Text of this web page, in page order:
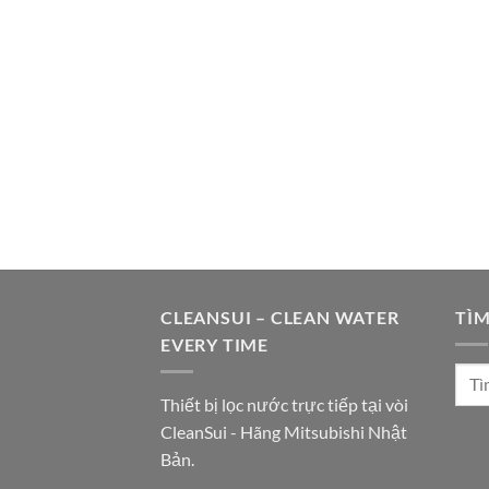
CLEANSUI – CLEAN WATER
EVERY TIME
Thiết bị lọc nước trực tiếp tại vòi
CleanSui - Hãng Mitsubishi Nhật
Bản.